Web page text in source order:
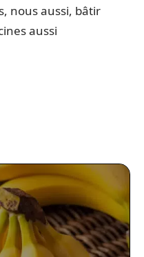
nous aussi, bâtir
aussi